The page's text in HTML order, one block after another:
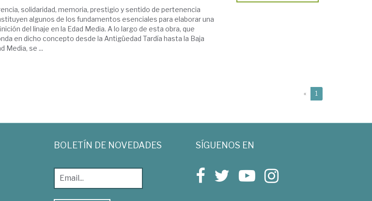
solidaridad, memoria, prestigio y sentido de pertenencia
algunos de los fundamentos esenciales para elaborar una
del linaje en la Edad Media. A lo largo de esta obra, que
en dicho concepto desde la Antigüedad Tardía hasta la Baja
Media, se ...
« 1
BOLETÍN DE NOVEDADES SÍGUENOS EN